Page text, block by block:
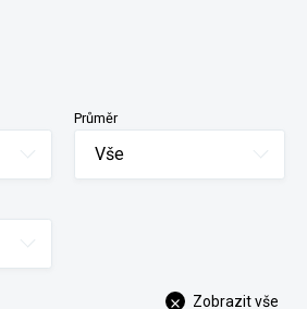
Průměr
Vše
Zobrazit vše